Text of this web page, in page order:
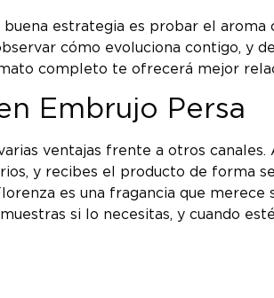
estrategia es probar el aroma
cómo evoluciona contigo, y
completo te ofrecerá mejor
Embrujo Persa
ventajas frente a otros
y recibes el producto de forma
es una fragancia que
si lo necesitas, y cuando